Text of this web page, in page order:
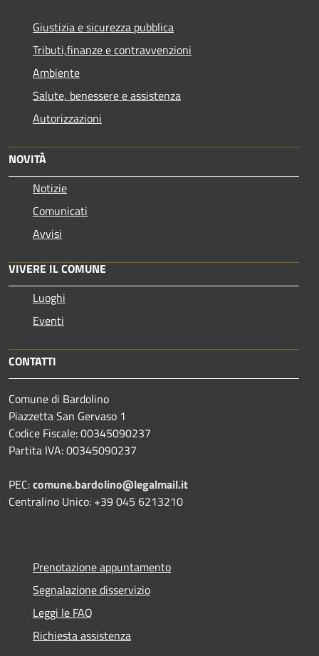
Giustizia e sicurezza pubblica
Tributi,finanze e contravvenzioni
Ambiente
Salute, benessere e assistenza
Autorizzazioni
NOVITÀ
Notizie
Comunicati
Avvisi
VIVERE IL COMUNE
Luoghi
Eventi
CONTATTI
Comune di Bardolino
Piazzetta San Gervaso 1
Codice Fiscale: 00345090237
Partita IVA: 00345090237
PEC:comune.bardolino@legalmail.it
Centralino Unico: +39 045 6213210
Prenotazione appuntamento
Segnalazione disservizio
Leggi le FAQ
Richiesta assistenza